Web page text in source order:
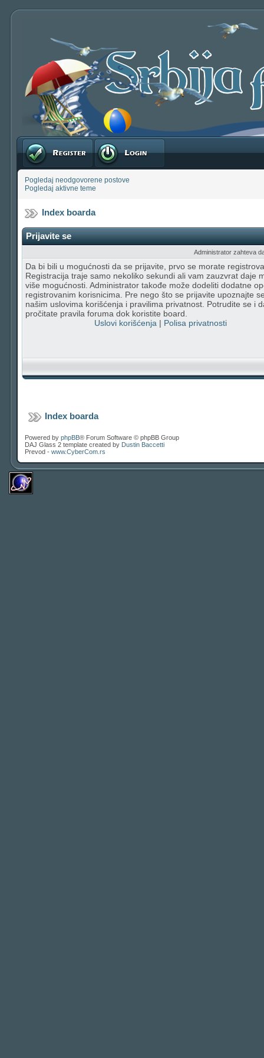
Registruj se Prijavite se
Pogledaj neodgovorene postove
Pogledaj aktivne teme
Index boarda
Prijavite se
Administrator zahteva
Da bi bili u mogućnosti da se prijavite, prvo se morate
Registracija traje samo nekoliko sekundi ali vam zauzvrat daje
više mogućnosti. Administrator takođe može dodeliti dodatne
registrovanim korisnicima. Pre nego što se prijavite upoznajte
našim uslovima korišćenja i pravilima privatnost. Potrudite se i
pročitate pravila foruma dok koristite board.
Uslovi korišćenja | Polisa privatnosti
Index boarda
Powered by phpBB® Forum Software © phpBB Group
DAJ Glass 2 template created by Dustin Baccetti
Prevod - www.CyberCom.rs